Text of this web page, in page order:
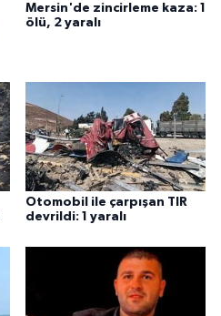
Mersin'de zincirleme kaza: 1
ölü, 2 yaralı
Otomobil ile çarpışan TIR
devrildi: 1 yaralı